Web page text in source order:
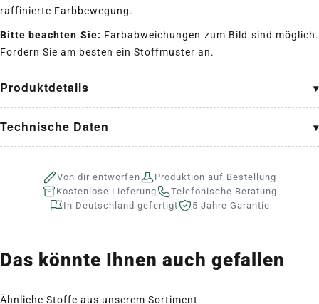
raffinierte Farbbewegung.
Bitte beachten Sie: Farbabweichungen zum Bild sind möglich.
Fordern Sie am besten ein Stoffmuster an.
Produktdetails
Technische Daten
Von dir entworfen
Produktion auf Bestellung
Kostenlose Lieferung
Telefonische Beratung
In Deutschland gefertigt
5 Jahre Garantie
Das könnte Ihnen auch gefallen
Ähnliche Stoffe aus unserem Sortiment